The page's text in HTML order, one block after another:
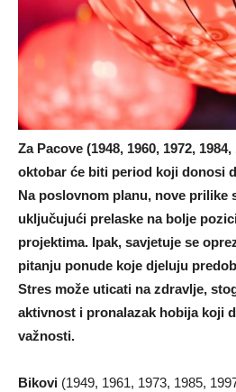
Za Pacove (1948, 1960, 1972, 1984,
oktobar će biti period koji donosi
Na poslovnom planu, nove prilike
uključujući prelaske na bolje
projektima. Ipak, savjetuje se
pitanju ponude koje djeluju
Stres može uticati na zdravlje,
aktivnost i pronalazak hobija koji
važnosti.
Bikovi (1949, 1961, 1973, 1985,